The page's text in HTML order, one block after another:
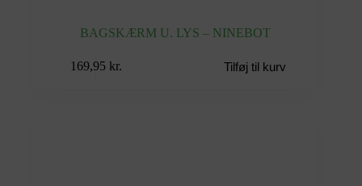
BAGSKÆRM U. LYS – NINEBOT
169,95 kr. Tilføj til kurv